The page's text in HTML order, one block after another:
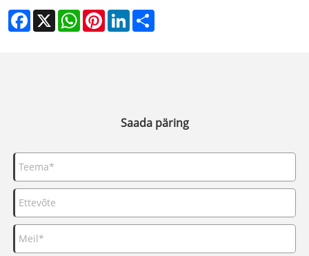
Facebook
X WhatsAppPinterestLinkedIn
Saada päring